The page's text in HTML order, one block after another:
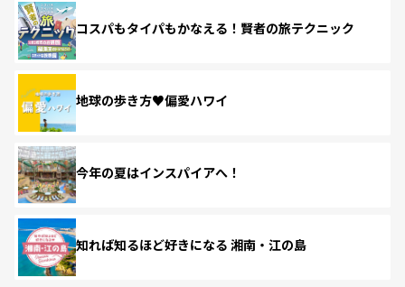
コスパもタイパもかなえる！賢者の旅テクニック
地球の歩き方♥偏愛ハワイ
今年の夏はインスパイアへ！
知れば知るほど好きになる 湘南・江の島